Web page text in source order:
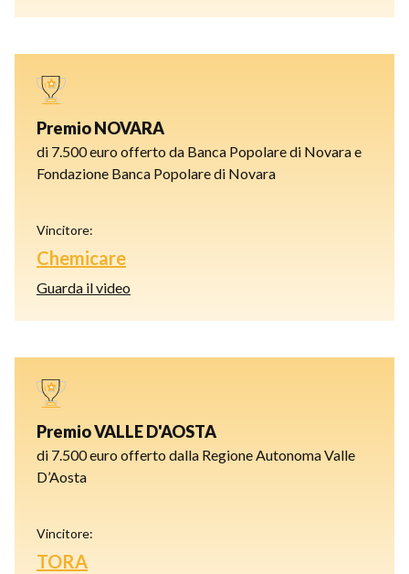
Premio NOVARA
di 7.500 euro offerto da Banca Popolare di Novara e
Fondazione Banca Popolare di Novara
Vincitore:
Chemicare
Guarda il video
Premio VALLE D'AOSTA
di 7.500 euro offerto dalla Regione Autonoma Valle
D’Aosta
Vincitore:
TORA